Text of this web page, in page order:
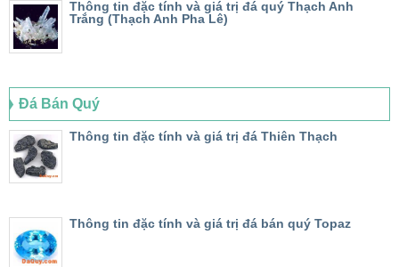
Thông tin đặc tính và giá trị đá quý Thạch Anh
Trắng (Thạch Anh Pha Lê)
Đá Bán Quý
Thông tin đặc tính và giá trị đá Thiên Thạch
Thông tin đặc tính và giá trị đá bán quý Topaz